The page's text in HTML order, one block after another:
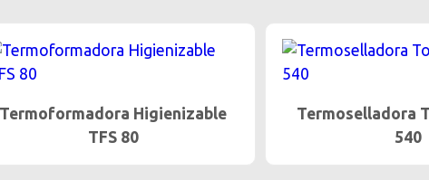
Termoselladora Top Seal TSA
540
Termoselladora
875